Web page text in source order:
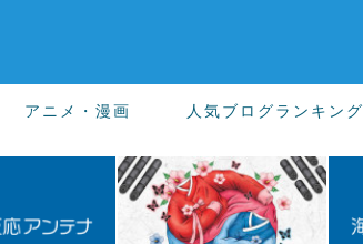
アニメ・漫画 人気ブログランキング